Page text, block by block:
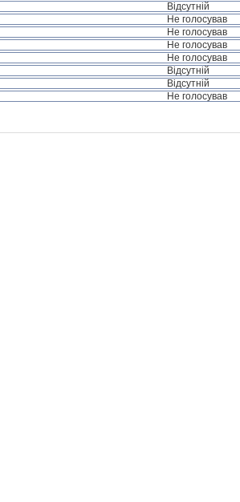
Відсутній
Не голосував
Не голосував
Не голосував
Не голосував
Відсутній
Відсутній
Не голосував